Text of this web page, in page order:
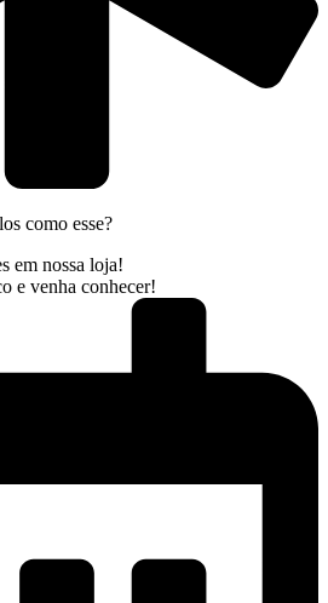
como esse?
em nossa loja!
e venha conhecer!